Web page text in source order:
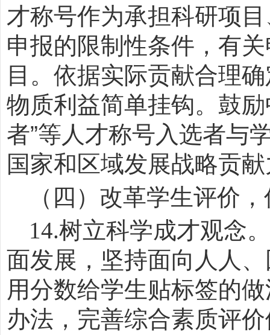
才称号作为承担科研项
申报的限制性条件，有
目。依据实际贡献合理
物质利益简单挂钩。鼓
者”等人才称号入选者与
国家和区域发展战略贡
（四）改革学生评价
14.树立科学成才观念
面发展，坚持面向人人
用分数给学生贴标签的
办法，完善综合素质评